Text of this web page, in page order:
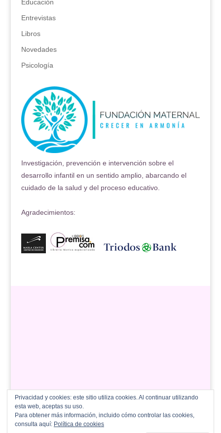
Educación
Entrevistas
Libros
Novedades
Psicología
Investigación, prevención e intervención sobre el
desarrollo infantil en un sentido amplio, abarcando el
cuidado de la salud y del proceso educativo.
Agradecimientos:
Privacidad y cookies: este sitio utiliza cookies. Al continuar utilizando
esta web, aceptas su uso.
Para obtener más información, incluido cómo controlar las cookies,
consulta aquí: Política de cookies